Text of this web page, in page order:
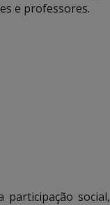
e professores.
social,